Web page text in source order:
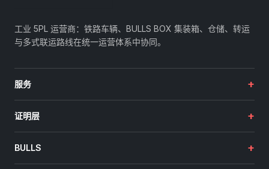
工业 5PL 运营商：铁路车辆、BULLS BOX 集装箱、仓储、转运
与多式联运路线在统一运营体系中协同。
服务 +
证明层 +
BULLS +